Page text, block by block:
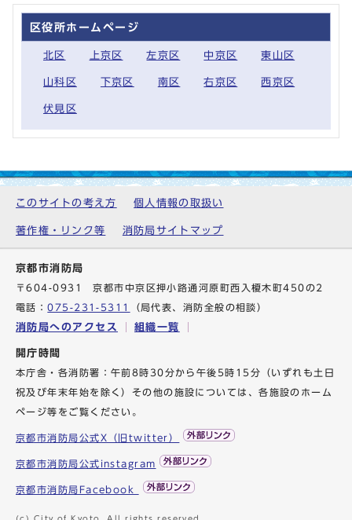
区役所ホームページ
北区 上京区 左京区 中京区 東山区
山科区 下京区 南区 右京区 西京区
伏見区
このサイトの考え方 個人情報の取扱い
著作権・リンク等 消防局サイトマップ
京都市消防局
〒604-0931 京都市中京区押小路通河原町西入榎木町450の2
電話：075-231-5311 （局代表、消防全般の相談）
消防局へのアクセス 組織一覧
開庁時間
本庁舎・各消防署：午前8時30分から午後5時15分（いずれも土日
祝及び年末年始を除く）その他の施設については、各施設のホーム
ページ等をご覧ください。
京都市消防局公式X（旧twitter）
京都市消防局公式instagram
京都市消防局Facebook